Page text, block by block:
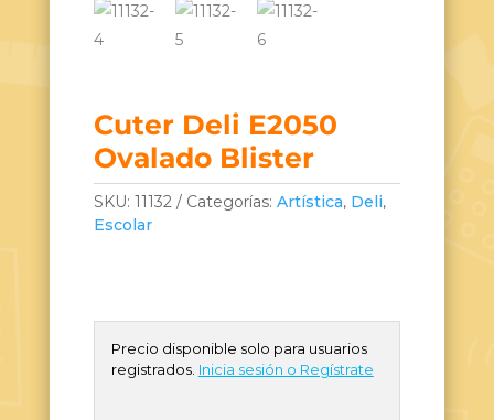
Cuter Deli E2050
Ovalado Blister
SKU: 11132 Categorías: Artística, Deli,
Escolar
Precio disponible solo para usuarios
registrados. Inicia sesión o Regístrate